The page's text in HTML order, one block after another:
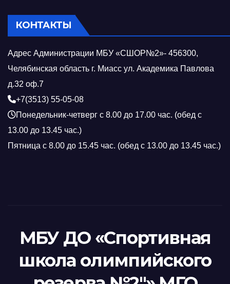
КОНТАКТЫ
Адрес Администрации МБУ «СШОР№2»- 456300,
Челябинская область г. Миасс ул. Академика Павлова
д.32 оф.7
+7(3513) 55-05-08
Понедельник-четверг с 8.00 до 17.00 час. (обед с
13.00 до 13.45 час.)
Пятница с 8.00 до 15.45 час. (обед с 13.00 до 13.45 час.)
МБУ ДО «Спортивная
школа олимпийского